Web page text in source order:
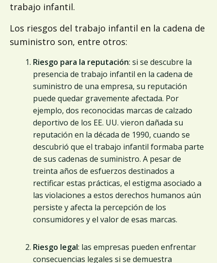
trabajo infantil.
Los riesgos del trabajo infantil en la cadena de
suministro son, entre otros:
Riesgo para la reputación: si se descubre la
presencia de trabajo infantil en la cadena de
suministro de una empresa, su reputación
puede quedar gravemente afectada. Por
ejemplo, dos reconocidas marcas de calzado
deportivo de los EE. UU. vieron dañada su
reputación en la década de 1990, cuando se
descubrió que el trabajo infantil formaba parte
de sus cadenas de suministro. A pesar de
treinta años de esfuerzos destinados a
rectificar estas prácticas, el estigma asociado a
las violaciones a estos derechos humanos aún
persiste y afecta la percepción de los
consumidores y el valor de esas marcas.
Riesgo legal: las empresas pueden enfrentar
consecuencias legales si se demuestra